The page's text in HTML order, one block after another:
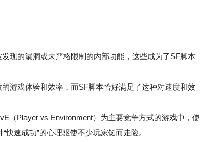
现的漏洞或未严格限制的内部功能，这些成为了SF脚本
戏体验和效率，而SF脚本恰好满足了这种对速度和效
Player vs Environment）为主要竞争方式的游戏中，使
速成功”的心理驱使不少玩家铤而走险。